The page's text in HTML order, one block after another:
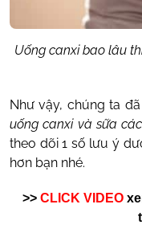
Uống canxi bao lâu
Như vậy, chúng ta
uống canxi và sữa
theo dõi 1 số lưu ý
hơn bạn nhé.
>> CLICK VIDEO